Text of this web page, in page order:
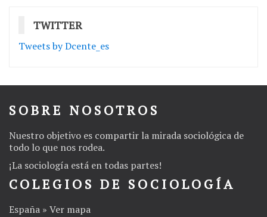
TWITTER
Tweets by Dcente_es
SOBRE NOSOTROS
Nuestro objetivo es compartir la mirada sociológica de
todo lo que nos rodea.
¡La sociología está en todas partes!
COLEGIOS DE SOCIOLOGÍA
España » Ver mapa